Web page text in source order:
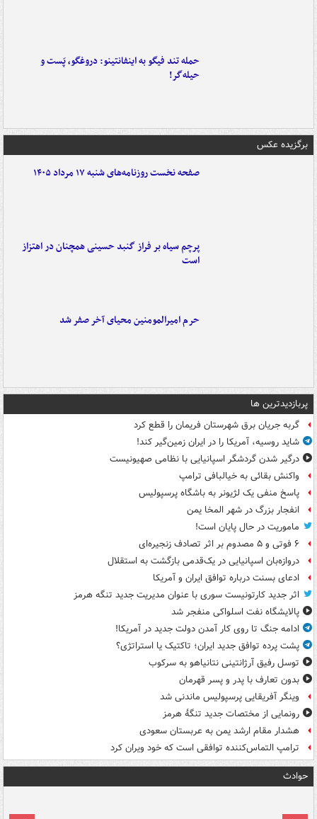
حمله تند فیگو به اینفانتینو: دروغگو، پَست‌ و
حیله‌گر!
برگزیده عکس
صفحه نخست روزنامه‌های شنبه ۱۷ مرداد ۱۴۰۵
پرچم سیاه بر فراز گنبد حسینی همچنان در اهتزاز
است
حرم امیرالمومنین محیای آخر صفر شد
پربازدیدترین ها
گربه جریان برق شهرستان فریمان را قطع کرد
شاید روسیه، آمریکا را در ایران زمین‌گیر کند!
درگیر شدن گردشگر اسپانیایی با نظامی صهیونیست
واکنش بقائی به خیالبافی ترامپ
پاسخ منفی یک لژیونر به باشگاه پرسپولیس
انفجار بزرگ در شهر المخا یمن
ماموریت در حال پایان است!
۶ فوتی و ۵ مصدوم بر اثر تصادف زنجیره‌ای
دروازه‌بان اسپانیایی در یک‌قدمی بازگشت به استقلال
ادعای بسنت درباره توافق ایران و آمریکا
اثر جدید کارتونیست سوری با عنوان مدیریت جدید تنگه هرمز
پالایشگاه نفت اسلواکی منفجر شد
ادامه جنگ تا روی کار آمدن دولت جدید در آمریکا!
پشت پرده توافق جدید ایران؛ تاکتیک یا استراتژی؟
توسل رفیق آرژانتینی نتانیاهو به سرکوب
بدون تعارف با پدر و پسر قهرمان
وینگر آفریقایی پرسپولیس ماندنی شد
رونمایی از مختصات جدید تنگۀ هرمز
هشدار مقام ارشد یمن به عربستان سعودی
ترامپ التماس‌کننده توافقی است که خود ویران کرد
حوادث